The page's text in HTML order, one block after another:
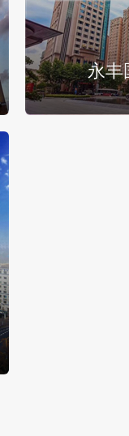
永丰